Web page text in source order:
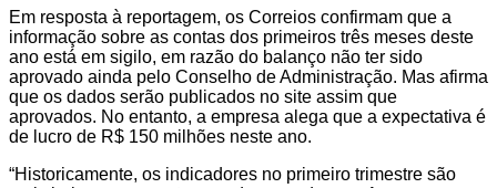
Em resposta à reportagem, os Correios confirmam que a
informação sobre as contas dos primeiros três meses deste
ano está em sigilo, em razão do balanço não ter sido
aprovado ainda pelo Conselho de Administração. Mas afirma
que os dados serão publicados no site assim que
aprovados. No entanto, a empresa alega que a expectativa é
de lucro de R$ 150 milhões neste ano.
“Historicamente, os indicadores no primeiro trimestre são